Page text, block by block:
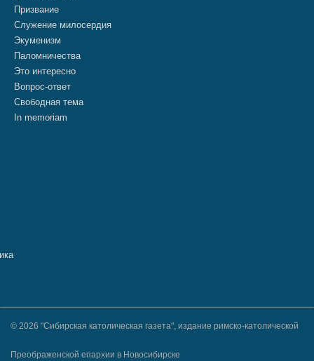
Призвание
Служение милосердия
Экуменизм
Паломничества
Это интересно
Вопрос-ответ
Свободная тема
In memoriam
© 2026 "Сибирская католическая газета", издание римско-католической
Преображенской епархии в Новосибирске